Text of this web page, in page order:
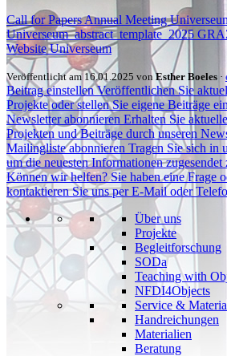
Call for Papers Annual Meeting
Universeum_abstract_template_2025
Website Universeum
Veröffentlicht am 16.01.2025 vonEsther Boeles ·
Beitrag einstellen Veröffentlichen Sie
Projekte oder stellen Sie eigene Beiträge
Newsletter abonnieren Erhalten Sie
Projekten und Beiträge durch unseren
Mailingliste abonnieren Tragen Sie sich in
um die neuesten Informationen zugesendet
Können wir helfen? Sie haben eine Frage
kontaktieren Sie uns per E-Mail oder
Über uns
Projekte
Begleitforschung
SODa
Teaching with
NFDI4Objects
Service &
Handreichungen
Materialien
Beratung